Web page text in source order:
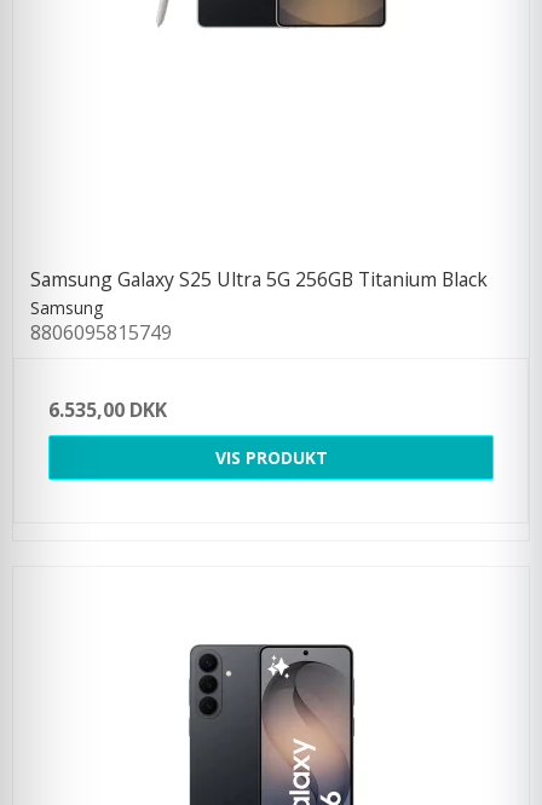
Samsung Galaxy S25 Ultra 5G 256GB Titanium Black
Samsung
8806095815749
6.535,00 DKK
VIS PRODUKT